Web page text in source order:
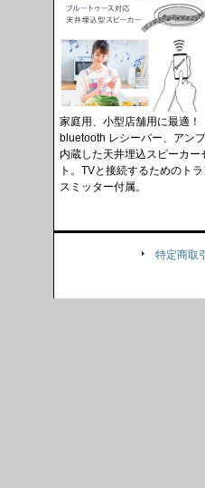
家庭用、小型店舗用に最適！
bluetooth レシーバー、アン
内蔵した天井埋込スピーカー
ト。TVと接続するためのトラ
スミッター付属。
特定商取